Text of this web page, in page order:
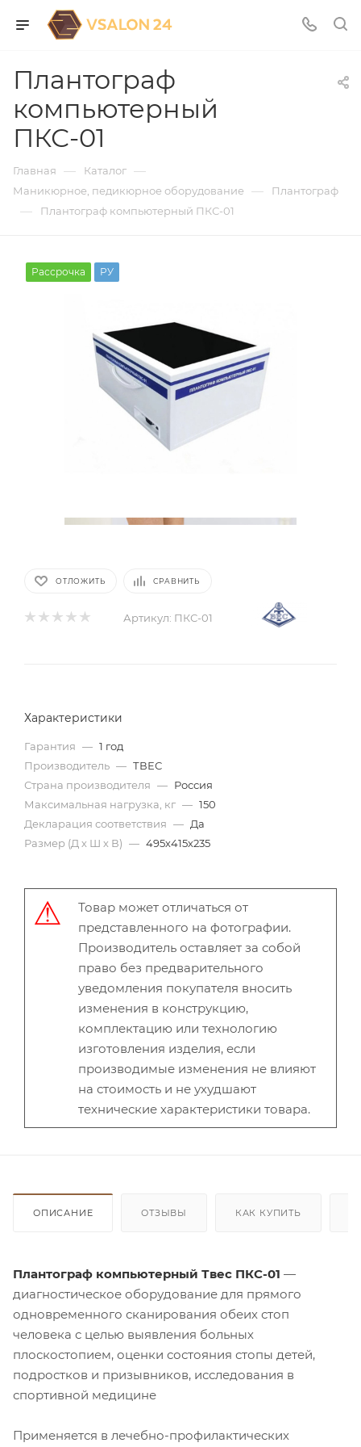
Плантограф
компьютерный
ПКС-01
Главная — Каталог —
Маникюрное, педикюрное оборудование — Плантограф
— Плантограф компьютерный ПКС-01
Рассрочка РУ
ОТЛОЖИТЬ СРАВНИТЬ
Артикул: ПКС-01
Характеристики
Гарантия — 1 год
Производитель — ТВЕС
Страна производителя — Россия
Максимальная нагрузка, кг — 150
Декларация соответствия — Да
Размер (Д х Ш х В) — 495х415х235
Товар может отличаться от
представленного на фотографии.
Производитель оставляет за собой
право без предварительного
уведомления покупателя вносить
изменения в конструкцию,
комплектацию или технологию
изготовления изделия, если
производимые изменения не влияют
на стоимость и не ухудшают
технические характеристики товара.
ОПИСАНИЕ ОТЗЫВЫ КАК КУПИТЬ
Плантограф компьютерный Твес ПКС-01 —
диагностическое оборудование для прямого
одновременного сканирования обеих стоп
человека с целью выявления больных
плоскостопием, оценки состояния стопы детей,
подростков и призывников, исследования в
спортивной медицине
Применяется в лечебно-профилактических